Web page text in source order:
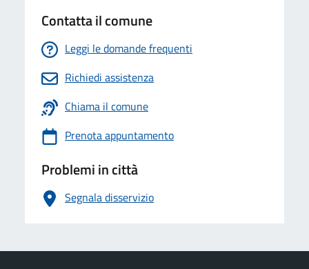
Contatta il comune
Leggi le domande frequenti
Richiedi assistenza
Chiama il comune
Prenota appuntamento
Problemi in città
Segnala disservizio